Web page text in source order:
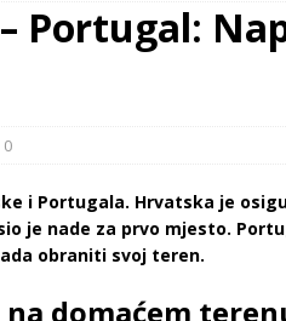
Portugal:
0
i Portugala. Hrvatska je
je nade za prvo mjesto.
obraniti svoj teren.
domaćem